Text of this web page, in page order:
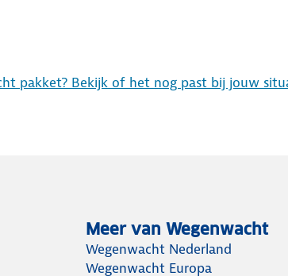
pakket? Bekijk of het nog past bij jouw
Meer van Wegenwacht
Wegenwacht Nederland
Wegenwacht Europa